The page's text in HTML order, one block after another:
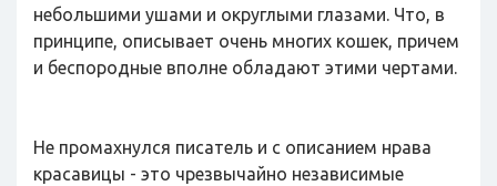
небольшими ушами и округлыми глазами. Что, в
принципе, описывает очень многих кошек, причем
и беспородные вполне обладают этими чертами.
Не промахнулся писатель и с описанием нрава
красавицы - это чрезвычайно независимые